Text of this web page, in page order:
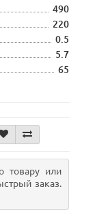
490
220
0.5
5.7
65
товару или
заказ.